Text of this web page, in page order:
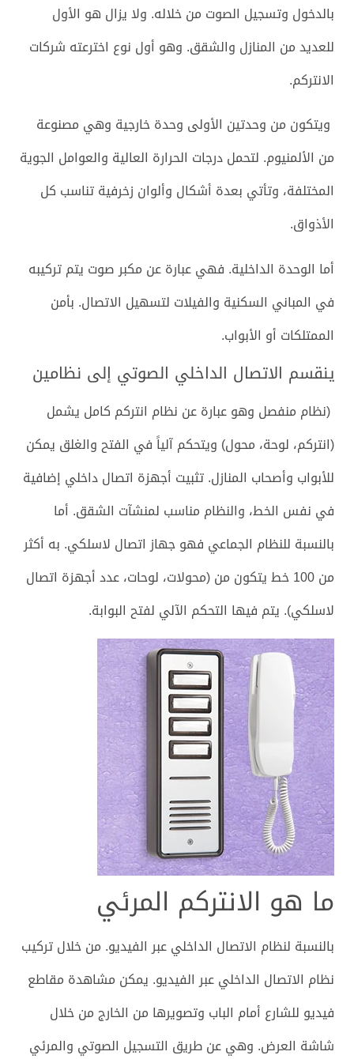
بالدخول وتسجيل الصوت من خلاله. ولا يزال هو الأول
للعديد من المنازل والشقق. وهو أول نوع اخترعته شركات
الانتركم.
ويتكون من وحدتين الأولى وحدة خارجية وهي مصنوعة
من الألمنيوم. لتحمل درجات الحرارة العالية والعوامل الجوية
المختلفة، وتأتي بعدة أشكال وألوان زخرفية تناسب كل
الأذواق.
أما الوحدة الداخلية. فهي عبارة عن مكبر صوت يتم تركيبه
في المباني السكنية والفيلات لتسهيل الاتصال. بأمن
الممتلكات أو الأبواب.
ينقسم الاتصال الداخلي الصوتي إلى نظامين
(نظام منفصل وهو عبارة عن نظام انتركم كامل يشمل
(انتركم، لوحة، محول) ويتحكم آلياً في الفتح والغلق يمكن
للأبواب وأصحاب المنازل. تثبيت أجهزة اتصال داخلي إضافية
في نفس الخط، والنظام مناسب لمنشآت الشقق. أما
بالنسبة للنظام الجماعي فهو جهاز اتصال لاسلكي. به أكثر
من 100 خط يتكون من (محولات، لوحات، عدد أجهزة اتصال
لاسلكي). يتم فيها التحكم الآلي لفتح البوابة.
ما هو الانتركم المرئي
بالنسبة لنظام الاتصال الداخلي عبر الفيديو. من خلال تركيب
نظام الاتصال الداخلي عبر الفيديو. يمكن مشاهدة مقاطع
فيديو للشارع أمام الباب وتصويرها من الخارج من خلال
شاشة العرض. وهي عن طريق التسجيل الصوتي والمرئي